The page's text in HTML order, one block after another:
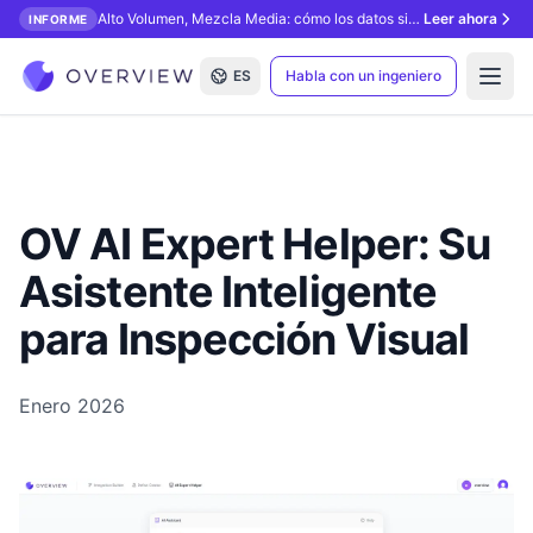
INFORME Alto Volumen, Mezcla Media: cómo los datos sintéticos desbloquean la inspección con IA. Leer ahora
ES Habla con un ingeniero
OV AI Expert Helper: Su
Asistente Inteligente
para Inspección Visual
Enero 2026